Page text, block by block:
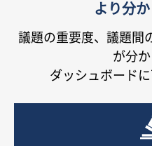
より分か
議題の重要度、議題間
が分
ダッシュボード